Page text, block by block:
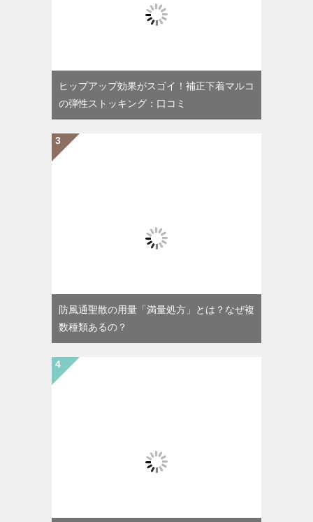
ヒップアップ効果がスゴイ！補正下着マルコ
の弾性ストッキング：口コミ
防風通聖散の用量「満量処方」とは？なぜ複
数種類あるの？